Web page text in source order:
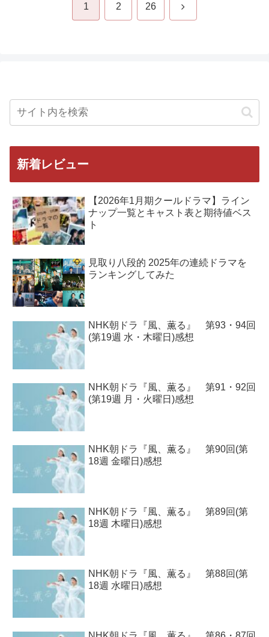
1 2 26 次
新着レビュー
【2026年1月期クールドラマ】ライン
ナップ一覧とキャスト表と期待値ベス
ト
見取り八段的 2025年の連続ドラマを
ランキングしてみた
NHK朝ドラ『風、薫る』 第93・94回
(第19週 水・木曜日)感想
NHK朝ドラ『風、薫る』 第91・92回
(第19週 月・火曜日)感想
NHK朝ドラ『風、薫る』 第90回(第
18週 金曜日)感想
NHK朝ドラ『風、薫る』 第89回(第
18週 木曜日)感想
NHK朝ドラ『風、薫る』 第88回(第
18週 水曜日)感想